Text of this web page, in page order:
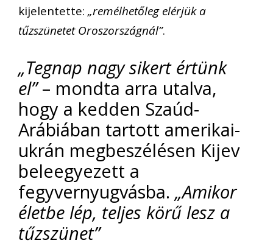
kijelentette: „remélhetőleg elérjük a
tűzszünetet Oroszországnál”.
„Tegnap nagy sikert értünk
el”– mondta arra utalva,
hogy a kedden Szaúd-
Arábiában tartott amerikai-
ukrán megbeszélésen Kijev
beleegyezett a
fegyvernyugvásba. „Amikor
életbe lép, teljes körű lesz a
tűzszünet”